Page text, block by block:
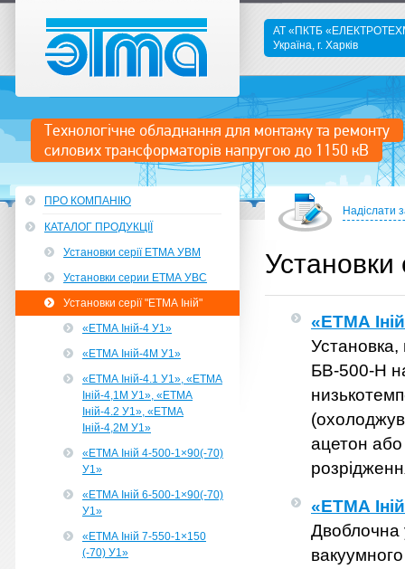
Технологічне обладнання для монтажу та ремонту
силових трансформаторів напругою до 1150 кВ
АТ «ПКТБ
Україна, г. Харків
Надіслати
Установки
«ЕТМА
Установка,
БВ-500-Н
ацетон або
«ЕТМА
Двоблочна
ПРО КОМПАНІЮ
КАТАЛОГ ПРОДУКЦІЇ
Установки серії ЕТМА УВМ
Установки серии ЕТМА УВС
Установки серії "ЕТМА Іній"
«ЕТМА Іній-4 У1»
«ЕТМА Іній-4М У1»
«ЕТМА Іній-4.1 У1», «ЕТМА
Іній-4,1М У1», «ЕТМА
Іній-4.2 У1», «ЕТМА
Іній-4,2М У1»
«ЕТМА Іній 4-500-1×90(-70)
У1»
«ЕТМА Іній 6-500-1×90(-70)
У1»
«ЕТМА Іній 7-550-1×150
(-70) У1»